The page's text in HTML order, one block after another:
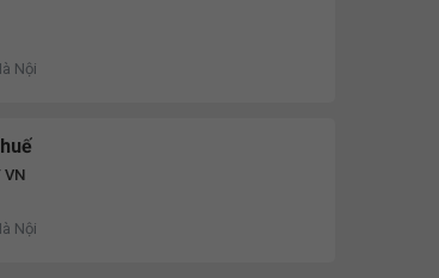
Nội
VN
Nội